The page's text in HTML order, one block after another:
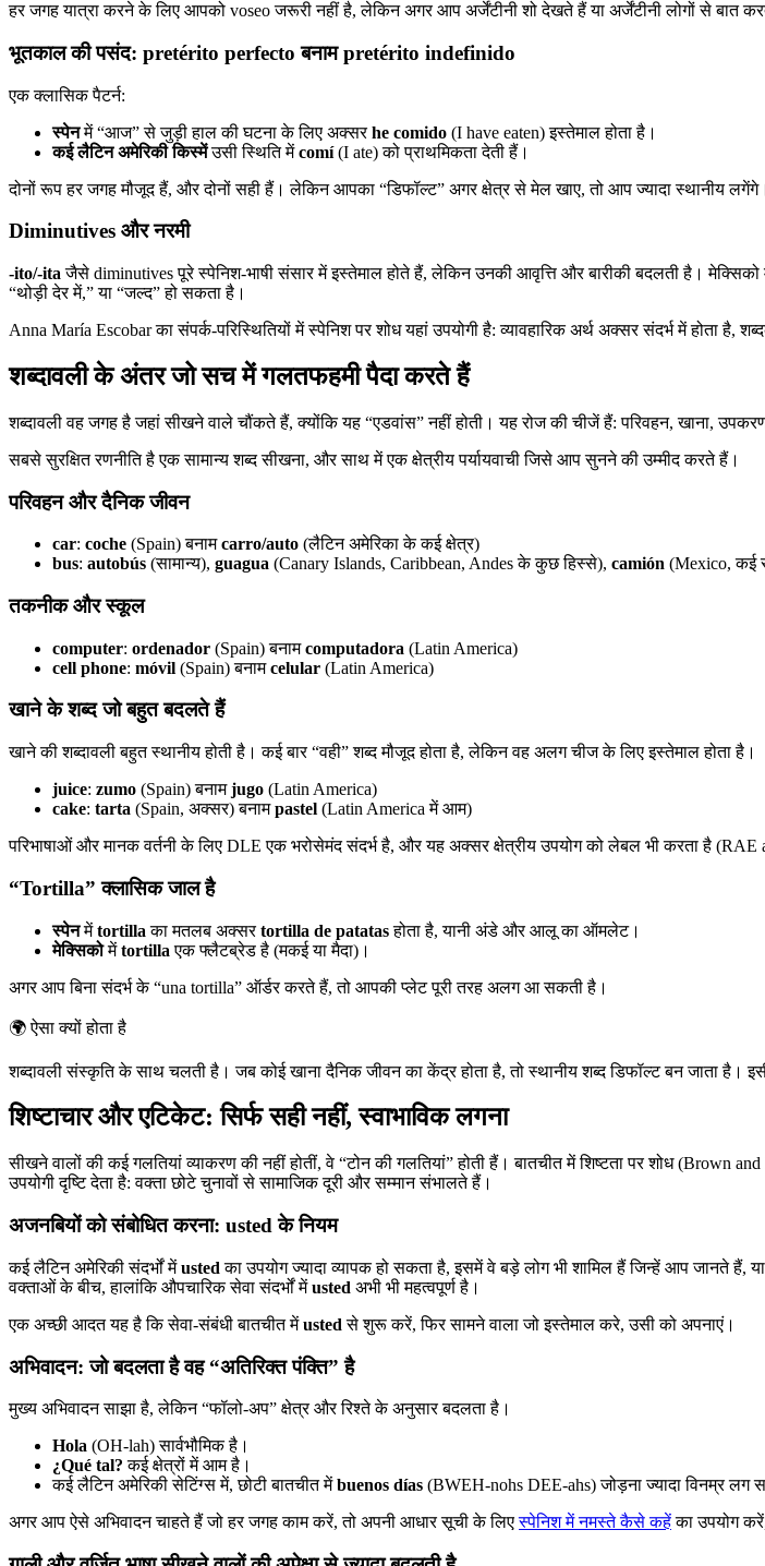
हर जगह यात्रा करने के लिए आपको voseo जरूरी नहीं है, लेकिन अगर आप अर्जेंटीनी शो देखते हैं या अर्जेंटीनी लोगों से बात
भूतकाल की पसंद: pretérito perfecto बनाम pretérito indefinido
एक क्लासिक पैटर्न:
स्पेनमें “आज” से जुड़ी हाल की घटना के लिए अक्सरhe comido (I have eaten) इस्तेमाल होता है।
कई लैटिन अमेरिकी किस्मेंउसी स्थिति मेंcomí(I ate) को प्राथमिकता देती हैं।
दोनों रूप हर जगह मौजूद हैं, और दोनों सही हैं। लेकिन आपका “डिफॉल्ट” अगर क्षेत्र से मेल खाए, तो आप ज्यादा स्थानीय लगेंगे।
Diminutives और नरमी
-ito/-ita जैसे diminutives पूरे स्पेनिश-भाषी संसार में इस्तेमाल होते हैं, लेकिन उनकी आवृत्ति और बारीकी बदलती है। मेक्सिको
“थोड़ी देर में,” या “जल्द” हो सकता है।
Anna María Escobar का संपर्क-परिस्थितियों में स्पेनिश पर शोध यहां उपयोगी है: व्यावहारिक अर्थ अक्सर संदर्भ में होता है,
शब्दावली के अंतर जो सच में गलतफहमी पैदा करते हैं
शब्दावली वह जगह है जहां सीखने वाले चौंकते हैं, क्योंकि यह “एडवांस” नहीं होती। यह रोज की चीजें हैं: परिवहन, खाना,
सबसे सुरक्षित रणनीति है एक सामान्य शब्द सीखना, और साथ में एक क्षेत्रीय पर्यायवाची जिसे आप सुनने की उम्मीद करते हैं।
परिवहन और दैनिक जीवन
car: coche (Spain) बनामcarro/auto (लैटिन अमेरिका के कई क्षेत्र)
bus: autobús (सामान्य), guagua (Canary Islands, Caribbean, Andes के कुछ हिस्से), camión (Mexico, कई
तकनीक और स्कूल
computer: ordenador (Spain) बनामcomputadora (Latin America)
cell phone: móvil (Spain) बनामcelular (Latin America)
खाने के शब्द जो बहुत बदलते हैं
खाने की शब्दावली बहुत स्थानीय होती है। कई बार “वही” शब्द मौजूद होता है, लेकिन वह अलग चीज के लिए इस्तेमाल होता है।
juice: zumo (Spain) बनामjugo (Latin America)
cake: tarta (Spain, अक्सर) बनामpastel (Latin America में आम)
परिभाषाओं और मानक वर्तनी के लिए DLE एक भरोसेमंद संदर्भ है, और यह अक्सर क्षेत्रीय उपयोग को लेबल भी करता है
“Tortilla” क्लासिक जाल है
स्पेनमेंtortilla का मतलब अक्सरtortilla de patatasहोता है, यानी अंडे और आलू का ऑमलेट।
मेक्सिकोमेंtortilla एक फ्लैटब्रेड है (मकई या मैदा)।
अगर आप बिना संदर्भ के “una tortilla” ऑर्डर करते हैं, तो आपकी प्लेट पूरी तरह अलग आ सकती है।
🌍ऐसा क्यों होता है
शब्दावली संस्कृति के साथ चलती है। जब कोई खाना दैनिक जीवन का केंद्र होता है, तो स्थानीय शब्द डिफॉल्ट बन जाता
शिष्टाचार और एटिकेट: सिर्फ सही नहीं, स्वाभाविक लगना
सीखने वालों की कई गलतियां व्याकरण की नहीं होतीं, वे “टोन की गलतियां” होती हैं। बातचीत में शिष्टता पर शोध (Brown
उपयोगी दृष्टि देता है: वक्ता छोटे चुनावों से सामाजिक दूरी और सम्मान संभालते हैं।
अजनबियों को संबोधित करना: usted के नियम
कई लैटिन अमेरिकी संदर्भों मेंusted का उपयोग ज्यादा व्यापक हो सकता है, इसमें वे बड़े लोग भी शामिल हैं जिन्हें आप जानते हैं,
वक्ताओं के बीच, हालांकि औपचारिक सेवा संदर्भों मेंusted अभी भी महत्वपूर्ण है।
एक अच्छी आदत यह है कि सेवा-संबंधी बातचीत मेंusted से शुरू करें, फिर सामने वाला जो इस्तेमाल करे, उसी को अपनाएं।
अभिवादन: जो बदलता है वह “अतिरिक्त पंक्ति” है
मुख्य अभिवादन साझा है, लेकिन “फॉलो-अप” क्षेत्र और रिश्ते के अनुसार बदलता है।
Hola (OH-lah) सार्वभौमिक है।
¿Qué tal? कई क्षेत्रों में आम है।
कई लैटिन अमेरिकी सेटिंग्स में, छोटी बातचीत मेंbuenos días (BWEH-nohs DEE-ahs) जोड़ना ज्यादा विनम्र लग
अगर आप ऐसे अभिवादन चाहते हैं जो हर जगह काम करें, तो अपनी आधार सूची के लिएस्पेनिश में नमस्ते कैसे कहेंका उपयोग